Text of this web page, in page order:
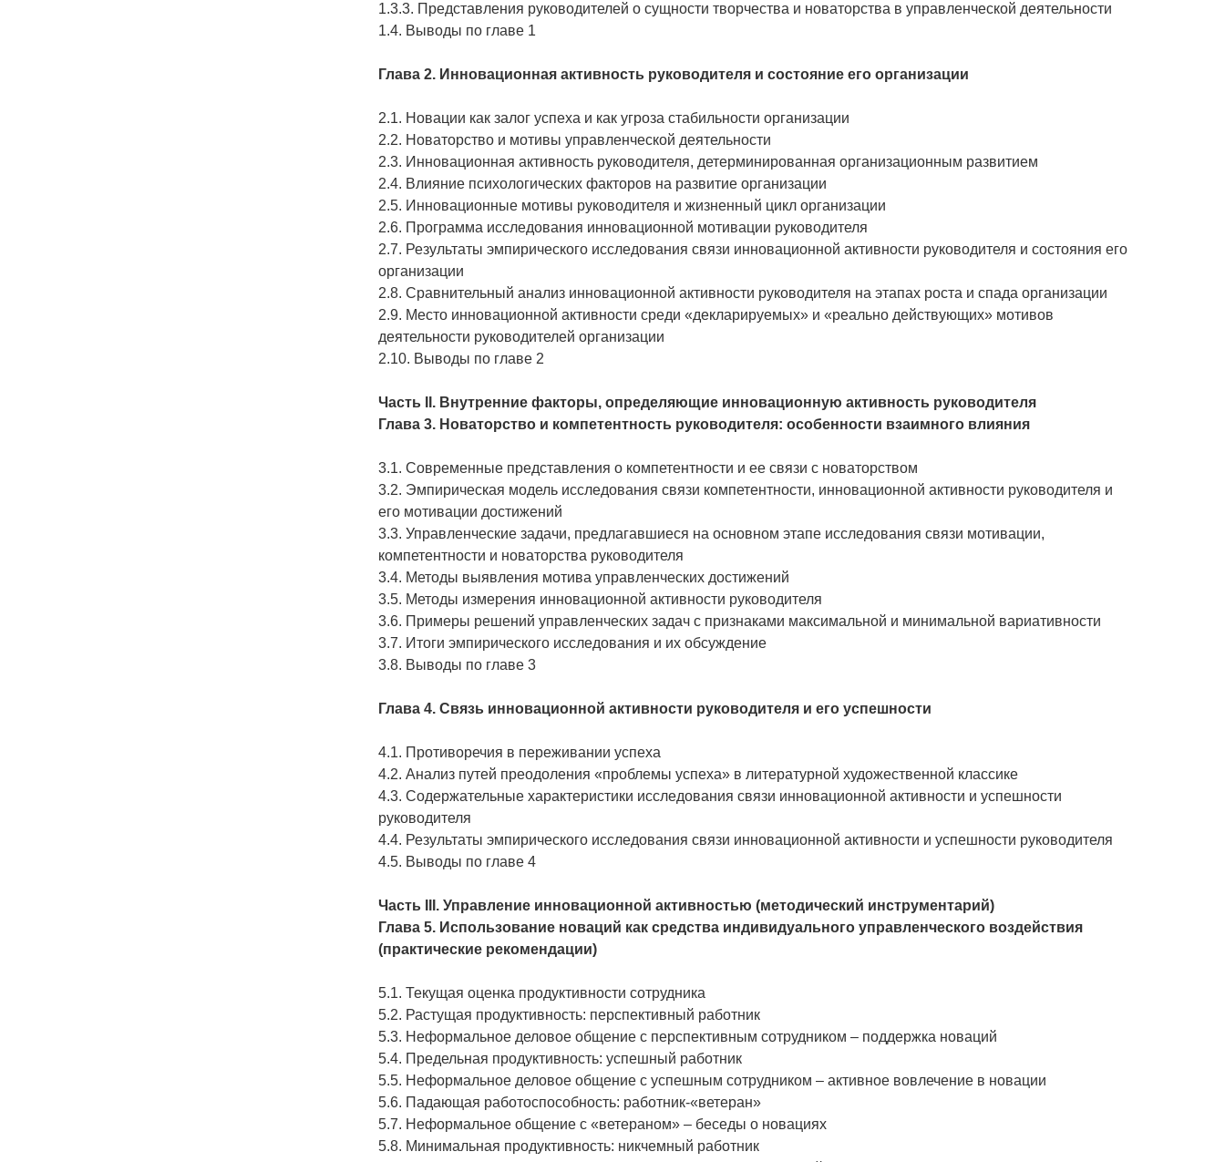
1.3.3. Представления руководителей о сущности творчества и новаторства в управленческой деятельности
1.4. Выводы по главе 1
Глава 2. Инновационная активность руководителя и состояние его организации
2.1. Новации как залог успеха и как угроза стабильности организации
2.2. Новаторство и мотивы управленческой деятельности
2.3. Инновационная активность руководителя, детерминированная организационным развитием
2.4. Влияние психологических факторов на развитие организации
2.5. Инновационные мотивы руководителя и жизненный цикл организации
2.6. Программа исследования инновационной мотивации руководителя
2.7. Результаты эмпирического исследования связи инновационной активности руководителя и состояния его
организации
2.8. Сравнительный анализ инновационной активности руководителя на этапах роста и спада организации
2.9. Место инновационной активности среди «декларируемых» и «реально действующих» мотивов
деятельности руководителей организации
2.10. Выводы по главе 2
Часть II. Внутренние факторы, определяющие инновационную активность руководителя
Глава 3. Новаторство и компетентность руководителя: особенности взаимного влияния
3.1. Современные представления о компетентности и ее связи с новаторством
3.2. Эмпирическая модель исследования связи компетентности, инновационной активности руководителя и
его мотивации достижений
3.3. Управленческие задачи, предлагавшиеся на основном этапе исследования связи мотивации,
компетентности и новаторства руководителя
3.4. Методы выявления мотива управленческих достижений
3.5. Методы измерения инновационной активности руководителя
3.6. Примеры решений управленческих задач с признаками максимальной и минимальной вариативности
3.7. Итоги эмпирического исследования и их обсуждение
3.8. Выводы по главе 3
Глава 4. Связь инновационной активности руководителя и его успешности
4.1. Противоречия в переживании успеха
4.2. Анализ путей преодоления «проблемы успеха» в литературной художественной классике
4.3. Содержательные характеристики исследования связи инновационной активности и успешности
руководителя
4.4. Результаты эмпирического исследования связи инновационной активности и успешности руководителя
4.5. Выводы по главе 4
Часть III. Управление инновационной активностью (методический инструментарий)
Глава 5. Использование новаций как средства индивидуального управленческого воздействия
(практические рекомендации)
5.1. Текущая оценка продуктивности сотрудника
5.2. Растущая продуктивность: перспективный работник
5.3. Неформальное деловое общение с перспективным сотрудником – поддержка новаций
5.4. Предельная продуктивность: успешный работник
5.5. Неформальное деловое общение с успешным сотрудником – активное вовлечение в новации
5.6. Падающая работоспособность: работник-«ветеран»
5.7. Неформальное общение с «ветераном» – беседы о новациях
5.8. Минимальная продуктивность: никчемный работник